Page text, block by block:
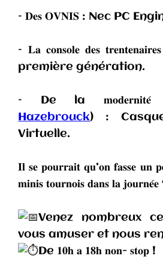
– 𝐃𝐞𝐬 𝐎𝐕𝐍𝐈𝐒 : Nec PC
– 𝐋𝐚 𝐜𝐨𝐧𝐬𝐨𝐥𝐞 𝐝𝐞𝐬
première génération.
– De la
Hazebrouck) :
Virtuelle.
𝐈𝐥 𝐬𝐞 𝐩𝐨𝐮𝐫𝐫𝐚𝐢𝐭 𝐪𝐮’𝐨𝐧 𝐟𝐚𝐬𝐬𝐞 𝐮𝐧
𝐦𝐢𝐧𝐢𝐬 𝐭𝐨𝐮𝐫𝐧𝐨𝐢𝐬 𝐝𝐚𝐧𝐬 𝐥𝐚 𝐣𝐨𝐮𝐫𝐧𝐞́𝐞
Venez nombreux
vous amuser et nous
De 𝟏𝟎𝐡 𝐚 𝟏𝟖𝐡 𝐧𝐨𝐧- 𝐬𝐭𝐨𝐩 !